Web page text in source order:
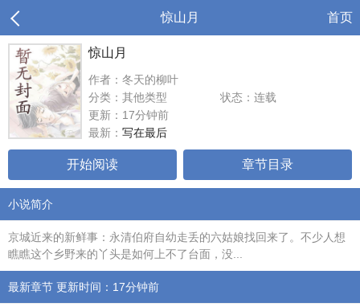
惊山月 首页
惊山月
作者：冬天的柳叶
分类：其他类型
状态：连载
更新：17分钟前
最新： 写在最后
开始阅读 章节目录
小说简介
京城近来的新鲜事：永清伯府自幼走丢的六姑娘找回来了。不少人想
瞧瞧这个乡野来的丫头是如何上不了台面，没...
最新章节 更新时间：17分钟前